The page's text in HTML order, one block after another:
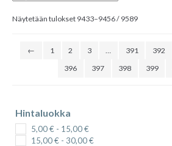
LISÄÄ OSTOSKORIIN
Näytetään tulokset 9433–9456 / 9589Sorted
←
1 2 3 391 392
396
397 398 399
Hintaluokka
5,00€- 15,00€
15,00€- 30,00€